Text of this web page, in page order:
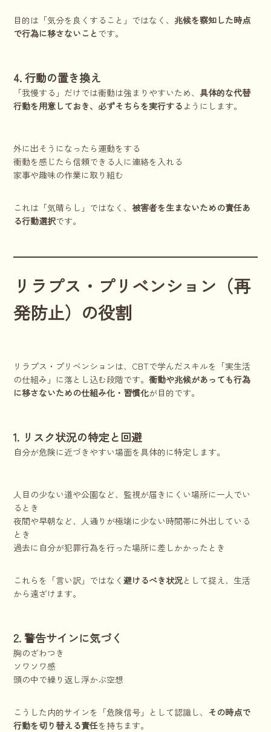
目的は「気分を良くすること」ではなく、兆候を察知した時点
で行為に移さないこと です。
4. 行動の置き換え
「我慢する」だけでは衝動は強まりやすいため、具体的な代替
行動を用意しておき、必ずそちらを実行する ようにします。
外に出そうになったら運動をする
衝動を感じたら信頼できる人に連絡を入れる
家事や趣味の作業に取り組む
これは「気晴らし」ではなく、被害者を生まないための責任あ
る行動選択です。
リラプス・プリベンション（再
発防止）の役割
リラプス・プリベンションは、CBTで学んだスキルを「実生活
の仕組み」に落とし込む段階です。衝動や兆候があっても行為
に移さないための仕組み化・習慣化が目的です。
1. リスク状況の特定と回避
自分が危険に近づきやすい場面を具体的に特定します。
人目の少ない道や公園など、監視が届きにくい場所に一人でい
るとき
夜間や早朝など、人通りが極端に少ない時間帯に外出している
とき
過去に自分が犯罪行為を行った場所に差しかかったとき
これらを「言い訳」ではなく避けるべき状況として捉え、生活
から遠ざけます。
2. 警告サインに気づく
胸のざわつき
ソワソワ感
頭の中で繰り返し浮かぶ空想
こうした内的サインを「危険信号」として認識し、 その時点で
行動を切り替える責任を持ちます。